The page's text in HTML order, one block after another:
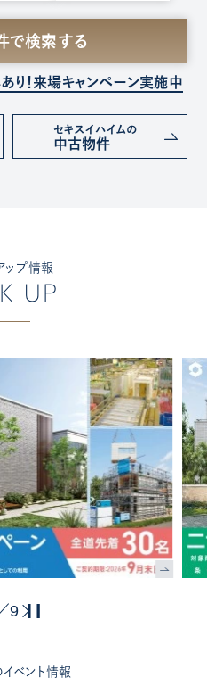
で検索する
り！来場キャンペーン実施中
セキスイハイムの
中古物件
ップ情報
UP
9
ベント情報